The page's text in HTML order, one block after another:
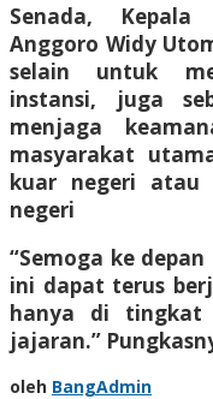
Senada,
Anggoro Widy
selain untuk
instansi, juga
menjaga
masyarakat
kuar negeri atau
negeri
“Semoga ke
ini dapat terus
hanya di
jajaran.”
oleh BangAdmin